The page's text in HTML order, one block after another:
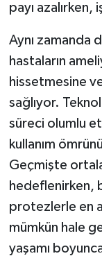
payı azalırken,
Aynı zamanda
hastaların
hissetmesine
sağlıyor.
süreci olumlu
kullanım
Geçmişte
hedeflenirken,
protezlerle en
mümkün hale
yaşamı